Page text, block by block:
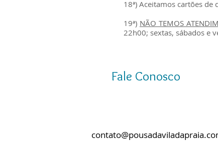
18ª) Aceitamos cartões de
19ª) NÃO TEMOS
22h00; sextas, sábados e
Fale Conosco